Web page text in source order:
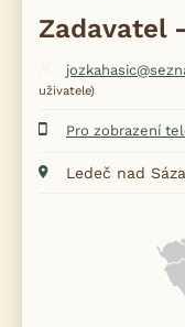
Zadavatel
uživatele)
Pro zobrazení
Ledeč nad